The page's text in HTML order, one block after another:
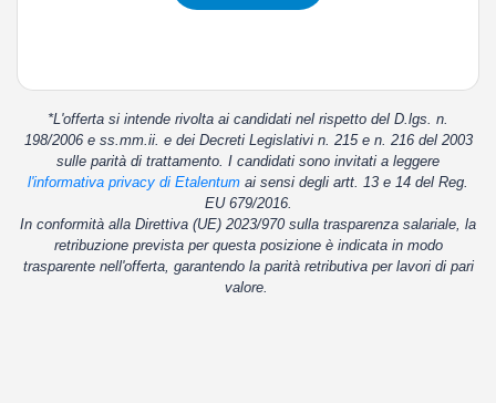
*L'offerta si intende rivolta ai candidati nel rispetto del D.lgs. n.
198/2006 e ss.mm.ii. e dei Decreti Legislativi n. 215 e n. 216 del 2003
sulle parità di trattamento. I candidati sono invitati a leggere
l'informativa privacy di Etalentum ai sensi degli artt. 13 e 14 del Reg.
EU 679/2016.
In conformità alla Direttiva (UE) 2023/970 sulla trasparenza salariale, la
retribuzione prevista per questa posizione è indicata in modo
trasparente nell'offerta, garantendo la parità retributiva per lavori di pari
valore.